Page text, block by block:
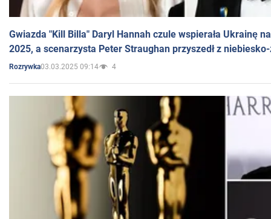
Gwiazda "Kill Billa" Daryl Hannah czule wspierała Ukrainę
2025, a scenarzysta Peter Straughan przyszedł z
Rozrywka03.03.2025 09:14 4